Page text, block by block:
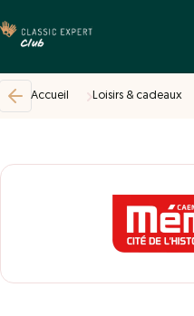
Accueil Loisirs & cadeaux